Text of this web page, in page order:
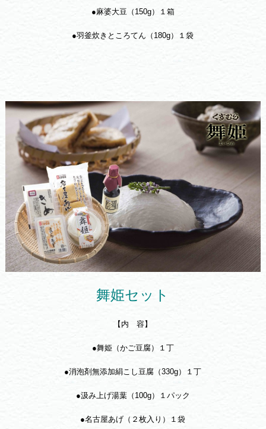
●麻婆大豆（150g）１箱
●羽釜炊きところてん（180g）１袋
舞姫セット
【内 容】
●舞姫（かご豆腐）１丁
●消泡剤無添加絹こし豆腐（330g）１丁
●汲み上げ湯葉（100g）１パック
●名古屋あげ（２枚入り）１袋